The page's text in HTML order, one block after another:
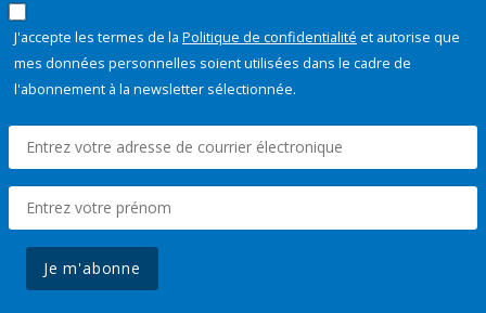
J'accepte les termes de la Politique de confidentialité et autorise que
mes données personnelles soient utilisées dans le cadre de
l'abonnement à la newsletter sélectionnée.
Je m'abonne